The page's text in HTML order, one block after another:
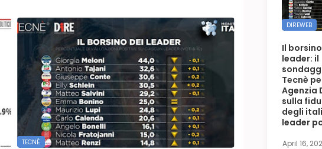
TECNÈ
DIREWEB
Il
leader: il
Tecnè
Agenzia
sulla
degli
leader
April 16,